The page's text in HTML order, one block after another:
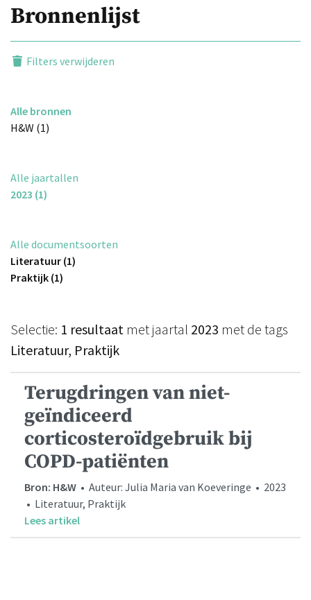
Bronnenlijst
Filters verwijderen
Alle bronnen
H&W (1)
Alle jaartallen
2023 (1)
Alle documentsoorten
Literatuur (1)
Praktijk (1)
Selectie: 1 resultaat met jaartal 2023 met de tags
Literatuur, Praktijk
Terugdringen van niet-
geïndiceerd
corticosteroïdgebruik bij
COPD-patiënten
Bron: H&W • Auteur: Julia Maria van Koeveringe • 2023
• Literatuur, Praktijk
Lees artikel